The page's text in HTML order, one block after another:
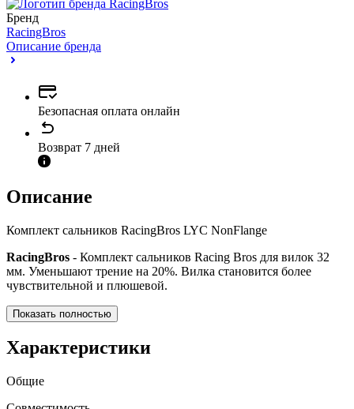
Бренд
RacingBros
Описание бренда
Безопасная оплата онлайн
Возврат 7 дней
Описание
Комплект сальников RacingBros LYC NonFlange
RacingBros - Комплект сальников Racing Bros для вилок 32
мм. Уменьшают трение на 20%. Вилка становится более
чувствительной и плюшевой.
Показать полностью
Характеристики
Общие